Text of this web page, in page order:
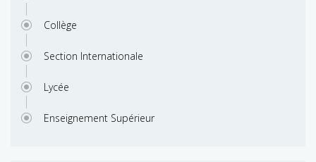
Collège
Section Internationale
Lycée
Enseignement Supérieur